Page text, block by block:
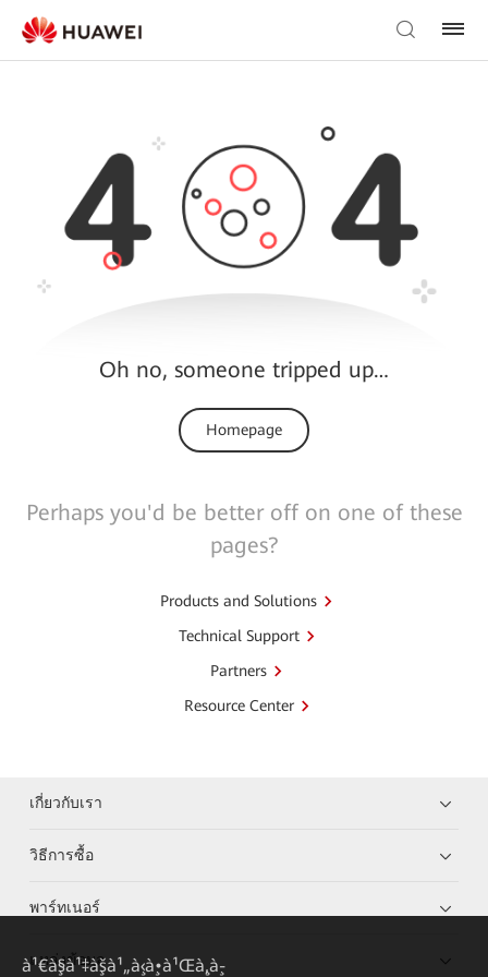
Oh no, someone tripped up…
Homepage
Perhaps you'd be better off on one of these
pages?
Products and Solutions
Technical Support
Partners
Resource Center
เกี่ยวกับเรา
วิธีการซื้อ
พาร์ทเนอร์
แหล่งข้อมูล
à¹€à¸§à¹‡à¸šà¹„à¸‹à¸•à¹Œà¸‚à¸­